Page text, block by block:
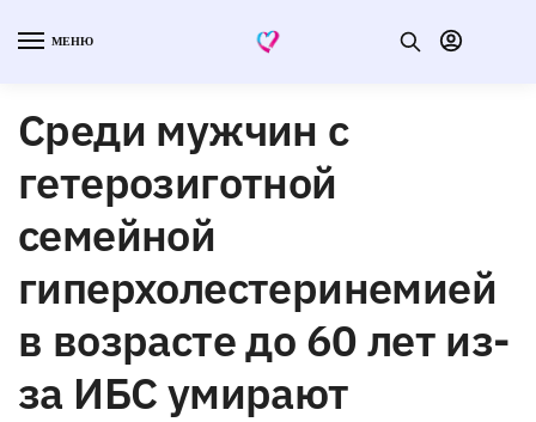
МЕНЮ
Среди мужчин с
гетерозиготной
семейной
гиперхолестеринемией
в возрасте до 60 лет из-
за ИБС умирают